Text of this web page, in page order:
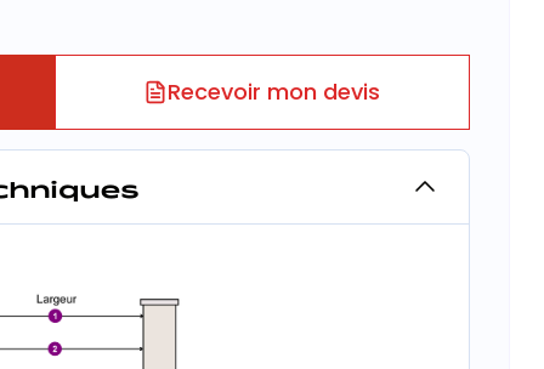
Recevoir mon devis